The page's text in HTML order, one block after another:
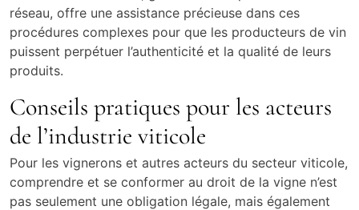
réseau, offre une assistance précieuse dans ces
procédures complexes pour que les producteurs de vin
puissent perpétuer l’authenticité et la qualité de leurs
produits.
Conseils pratiques pour les acteurs
de l’industrie viticole
Pour les vignerons et autres acteurs du secteur viticole,
comprendre et se conformer au droit de la vigne n’est
pas seulement une obligation légale, mais également